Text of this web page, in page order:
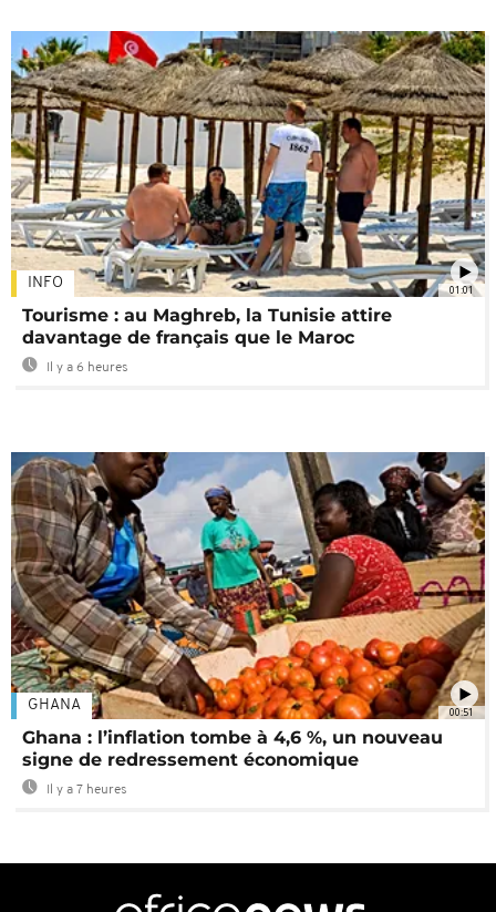
01:01
INFO
Tourisme : au Maghreb, la Tunisie attire
davantage de français que le Maroc
Il y a 6 heures
00:51
GHANA
Ghana : l’inflation tombe à 4,6 %, un nouveau
signe de redressement économique
Il y a 7 heures